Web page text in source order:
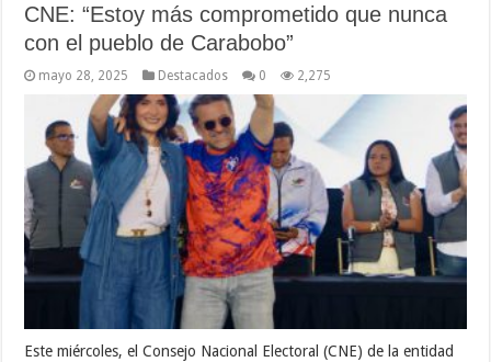
CNE: “Estoy más comprometido que nunca
con el pueblo de Carabobo”
mayo 28, 2025 Destacados 0 2,275
Este miércoles, el Consejo Nacional Electoral (CNE) de la entidad